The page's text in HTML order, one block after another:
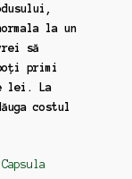
la un
să
primi
lei. La
costul
Capsula